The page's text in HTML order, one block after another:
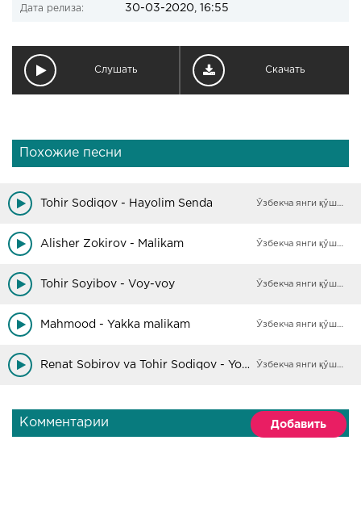
Дата релиза: 30-03-2020, 16:55
Слушать Скачать
Похожие песни
Tohir Sodiqov - Hayolim Senda Ўзбекча янги қўшиқлар
Alisher Zokirov - Malikam Ўзбекча янги қўшиқлар
Tohir Soyibov - Voy-voy Ўзбекча янги қўшиқлар
Mahmood - Yakka malikam Ўзбекча янги қўшиқлар
Renat Sobirov va Tohir Sodiqov - Yomg'irlar Ўзбекча янги қўшиқлар
Комментарии Добавить